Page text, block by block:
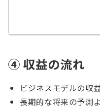
④ 収益の流れ
ビジネスモデルの収
長期的な将来の予測